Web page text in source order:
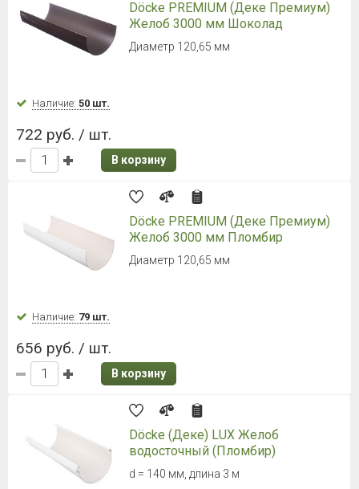
Döcke PREMIUM (Деке Премиум)
Желоб 3000 мм Шоколад
Диаметр 120,65 мм
Наличие: 50 шт.
722 руб. / шт.
В корзину
Döcke PREMIUM (Деке Премиум)
Желоб 3000 мм Пломбир
Диаметр 120,65 мм
Наличие: 79 шт.
656 руб. / шт.
В корзину
Döcke (Деке) LUX Желоб
водосточный (Пломбир)
d = 140 мм, длина 3 м